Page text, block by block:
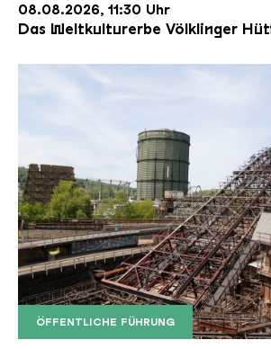
08.08.2026, 11:30 Uhr
Das Weltkulturerbe Völklinger
ÖFFENTLICHE FÜHRUNG
Der Erzschrägaufzug der
Copyright: Weltkulturerbe